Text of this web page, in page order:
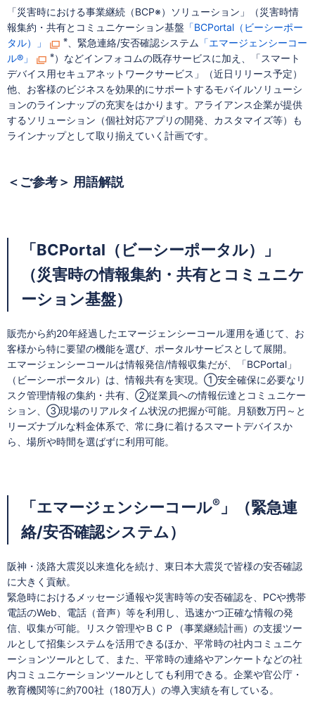
「災害時における事業継続（BCP※）ソリューション」（災害時情
報集約・共有とコミュニケーション基盤 「BCPortal（ビーシーポー
タル）」
※ 、緊急連絡/安否確認システム 「エマージェンシーコー
ル®」
※）などインフォコムの既存サービスに加え、「スマート
デバイス用セキュアネットワークサービス」（近日リリース予定）
他、お客様のビジネスを効果的にサポートするモバイルソリューシ
ョンのラインナップの充実をはかります。アライアンス企業が提供
するソリューション（個社対応アプリの開発、カスタマイズ等）も
ラインナップとして取り揃えていく計画です。
＜ご参考＞ 用語解説
「BCPortal（ビーシーポータル）」
（災害時の情報集約・共有とコミュニケ
ーション基盤）
販売から約20年経過したエマージェンシーコール運用を通じて、お
客様から特に要望の機能を選び、ポータルサービスとして展開。
エマージェンシーコールは情報発信/情報収集だが、「BCPortal」
（ビーシーポータル）は、情報共有を実現。①安全確保に必要なリ
スク管理情報の集約・共有、②従業員への情報伝達とコミュニケー
ション、③現場のリアルタイム状況の把握が可能。月額数万円～と
リーズナブルな料金体系で、常に身に着けるスマートデバイスか
ら、場所や時間を選ばずに利用可能。
「エマージェンシーコール® 」（緊急連
絡/安否確認システム）
阪神・淡路大震災以来進化を続け、東日本大震災で皆様の安否確認
に大きく貢献。
緊急時におけるメッセージ通報や災害時等の安否確認を、PCや携帯
電話のWeb、電話（音声）等を利用し、迅速かつ正確な情報の発
信、収集が可能。リスク管理やＢＣＰ（事業継続計画）の支援ツー
ルとして招集システムを活用できるほか、平常時の社内コミュニケ
ーションツールとして、また、平常時の連絡やアンケートなどの社
内コミュニケーションツールとしても利用できる。企業や官公庁・
教育機関等に約700社（180万人）の導入実績を有している。